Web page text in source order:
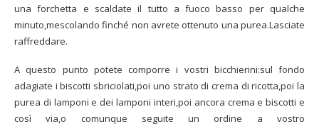
una forchetta e scaldate il tutto a fuoco basso per qualche
minuto,mescolando finché non avrete ottenuto una purea.Lasciate
raffreddare.
A questo punto potete comporre i vostri bicchierini:sul fondo
adagiate i biscotti sbriciolati,poi uno strato di crema di ricotta,poi la
purea di lamponi e dei lamponi interi,poi ancora crema e biscotti e
così via,o comunque seguite un ordine a vostro